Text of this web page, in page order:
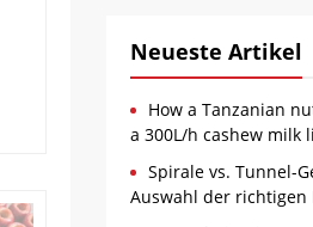
Neueste Artikel
How a Tanzanian
a 300L/h cashew milk
Spirale vs. Tunnel-
Auswahl der richtigen